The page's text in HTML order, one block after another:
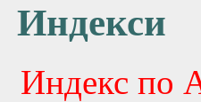
Индекси
Индекс по